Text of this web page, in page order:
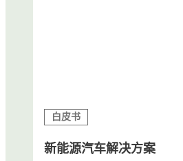
白皮书
新能源汽车解决方案